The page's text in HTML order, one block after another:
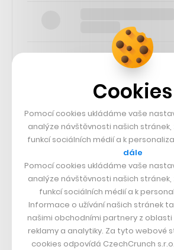
73k
25k
65k
56.4k
Cookies
Pomocí cookies ukládáme vaše
analýze návštěvnosti našich
funkcí sociálních médií a k
dále
Pomocí cookies ukládáme vaše
analýze návštěvnosti našich
funkcí sociálních médií a k
Informace o užívání našich stránek
našimi obchodními partnery z oblasti
reklamy a analytiky. Za tyto webové
cookies odpovídá CzechCrunch